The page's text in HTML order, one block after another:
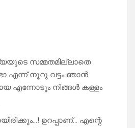
സമ്മതമില്ലാതെ
എന്ന് നൂറു വട്ടം ഞാൻ
എന്നോടും നിങ്ങൾ കള്ളം
ഉറപ്പാണ്… എന്റെ